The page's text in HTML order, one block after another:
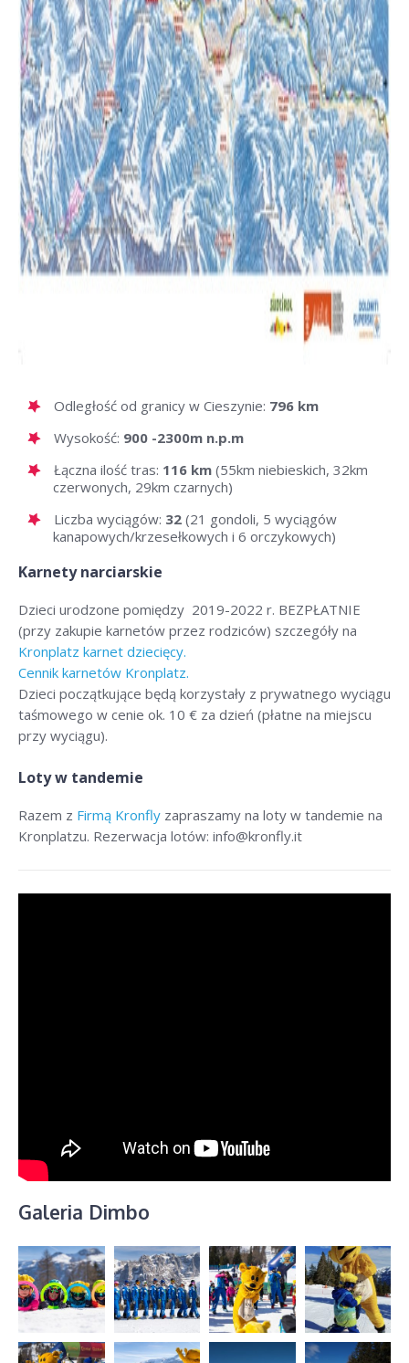
Odległość od granicy w Cieszynie: 796 km
Wysokość: 900 -2300m n.p.m
Łączna ilość tras: 116 km (55km niebieskich, 32km
czerwonych, 29km czarnych)
Liczba wyciągów: 32 (21 gondoli, 5 wyciągów
kanapowych/krzesełkowych i 6 orczykowych)
Karnety narciarskie
Dzieci urodzone pomiędzy 2019-2022 r. BEZPŁATNIE
(przy zakupie karnetów przez rodziców) szczegóły na
Kronplatz karnet dziecięcy.
Cennik karnetów Kronplatz.
Dzieci początkujące będą korzystały z prywatnego wyciągu
taśmowego w cenie ok. 10 € za dzień (płatne na miejscu
przy wyciągu).
Loty w tandemie
Razem z Firmą Kronfly zapraszamy na loty w tandemie na
Kronplatzu. Rezerwacja lotów: info@kronfly.it
Galeria Dimbo